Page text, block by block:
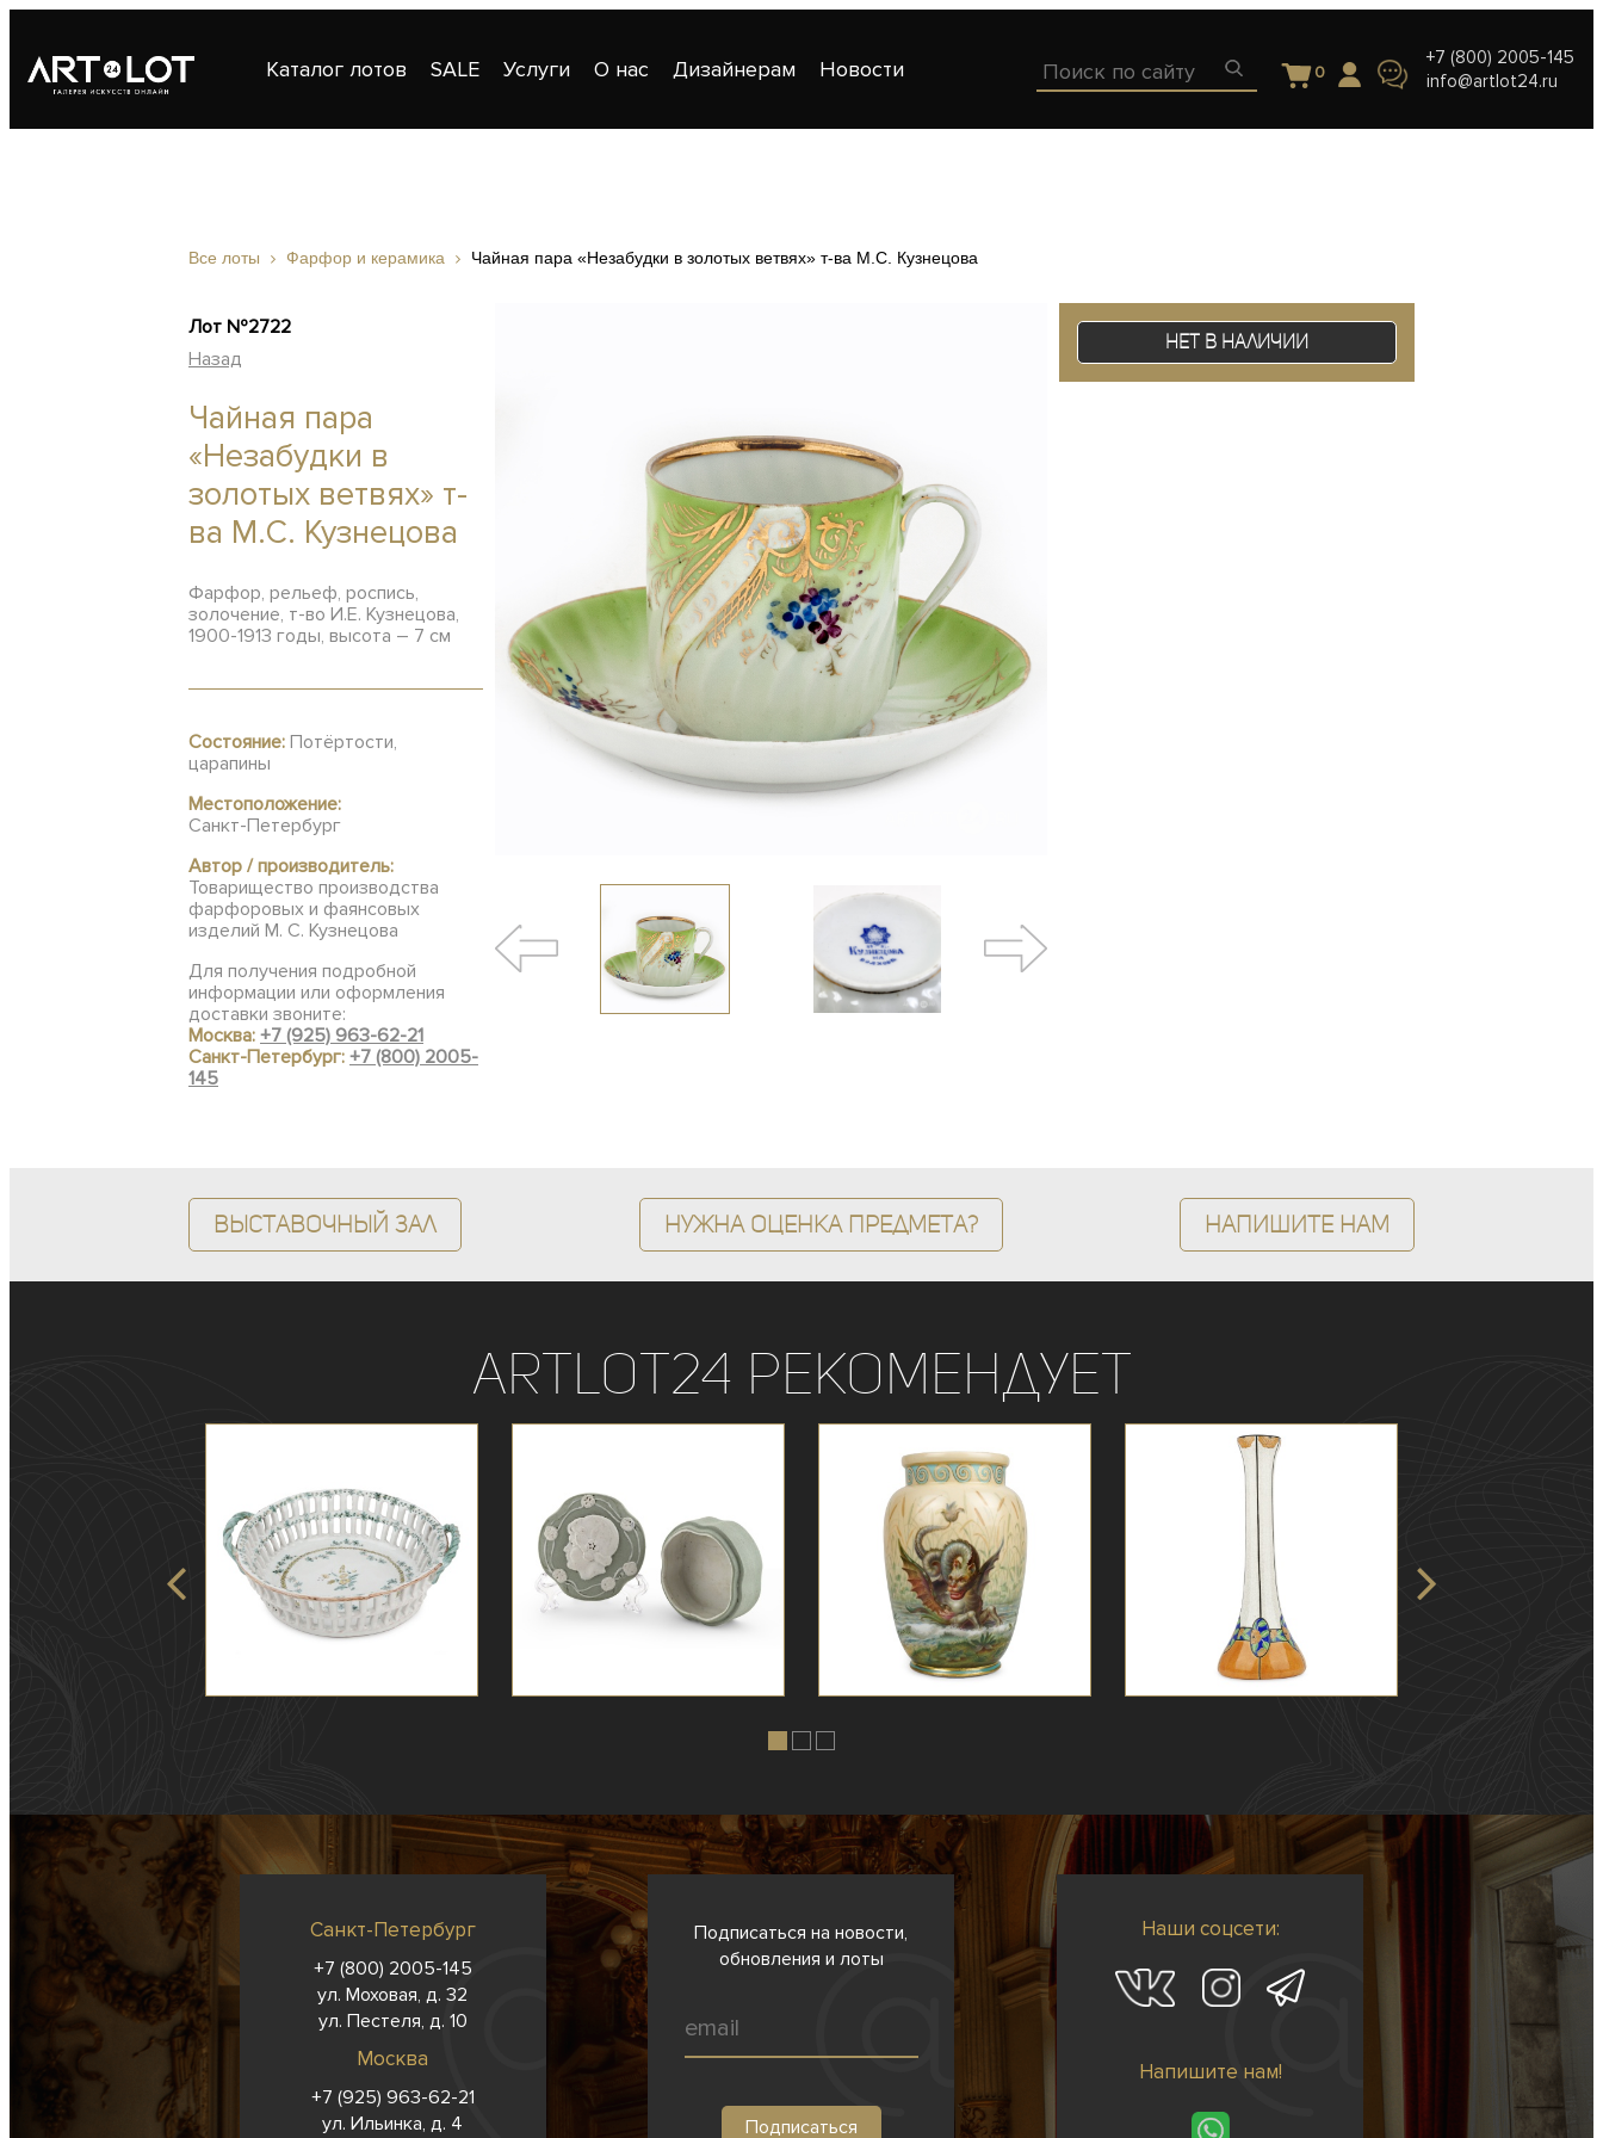
Каталог лотов SALE Услуги О нас Дизайнерам Новости 0
+7 (800) 2005-145
info@artlot24.ru
Все лоты Фарфор и керамика Чайная пара «Незабудки в золотых ветвях» т-ва М.С. Кузнецова
Лот №2722
Назад
Чайная пара
«Незабудки в
золотых ветвях» т-
ва М.С. Кузнецова
Фарфор, рельеф, роспись,
золочение, т-во И.Е. Кузнецова,
1900-1913 годы, высота – 7 см
Состояние: Потёртости,
царапины
Местоположение:
Санкт-Петербург
Автор / производитель:
Товарищество производства
фарфоровых и фаянсовых
изделий М. С. Кузнецова
Для получения подробной
информации или оформления
доставки звоните:
Москва: +7 (925) 963-62-21
Санкт-Петербург: +7 (800) 2005-
145
Нет в наличии
Выставочный зал Нужна оценка предмета? Напишите нам
ArtLot24 рекомендует
Санкт-Петербург
+7 (800) 2005-145
ул. Моховая, д. 32
ул. Пестеля, д. 10
Москва
+7 (925) 963-62-21
ул. Ильинка, д. 4
Подписаться на новости,
обновления и лоты
Наши соцсети:
Напишите нам!